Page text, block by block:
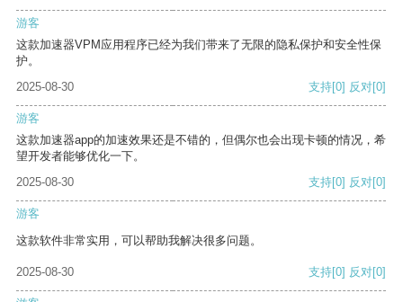
游客
这款加速器VPM应用程序已经为我们带来了无限的隐私保护和安全性保
护。
2025-08-30
支持[0] 反对[0]
游客
这款加速器app的加速效果还是不错的，但偶尔也会出现卡顿的情况，希
望开发者能够优化一下。
2025-08-30
支持[0] 反对[0]
游客
这款软件非常实用，可以帮助我解决很多问题。
2025-08-30 支持[0] 反对[0]